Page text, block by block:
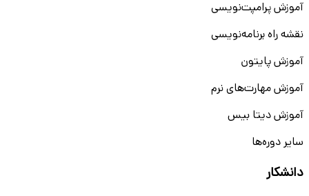
آموزش پرامپت‌نویسی
نقشه راه برنامه‌نویسی
آموزش پایتون
آموزش مهارت‌های نرم
آموزش دیتا بیس
سایر دوره‌ها
دانشکار